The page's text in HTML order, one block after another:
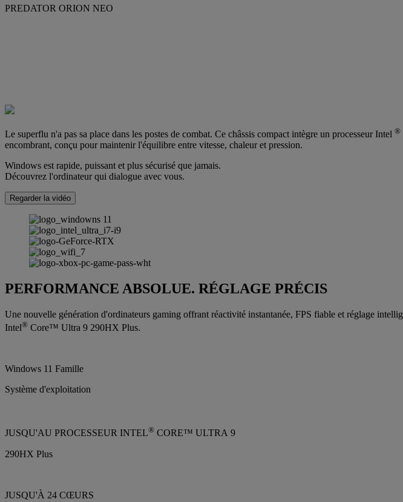
PREDATOR ORION NEO
Le superflu n'a pas sa place dans les postes de combat. Ce châssis compact intègre un processeur Intel ®
encombrant, conçu pour maintenir l'équilibre entre vitesse, chaleur et pression.
Windows est rapide, puissant et plus sécurisé que jamais.
Découvrez l'ordinateur qui dialogue avec vous.
Regarder la vidéo
PERFORMANCE ABSOLUE. RÉGLAGE PRÉCIS
Une nouvelle génération d'ordinateurs gaming offrant réactivité instantanée, FPS fiable et réglage
Intel® Core™ Ultra 9 290HX Plus.
Windows 11 Famille
Système d'exploitation
JUSQU'AU PROCESSEUR INTEL® CORE™ ULTRA 9
290HX Plus
JUSQU'À 24 CŒURS